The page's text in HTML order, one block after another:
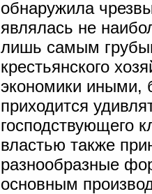
обнаружила
являлась не
лишь самым
крестьянского
экономики иными,
приходится
господствующего
властью также
разнообразные
основным